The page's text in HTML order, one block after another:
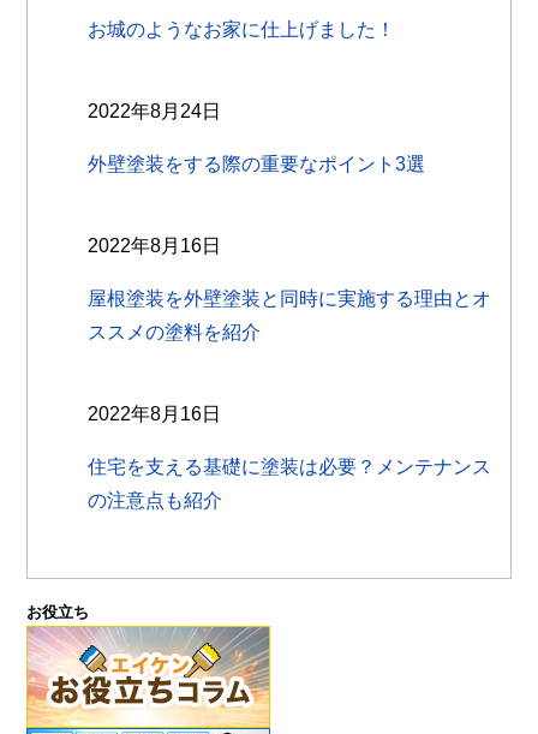
お城のようなお家に仕上げました！
2022年8月24日
外壁塗装をする際の重要なポイント3選
2022年8月16日
屋根塗装を外壁塗装と同時に実施する理由とオ
ススメの塗料を紹介
2022年8月16日
住宅を支える基礎に塗装は必要？メンテナンス
の注意点も紹介
お役立ち